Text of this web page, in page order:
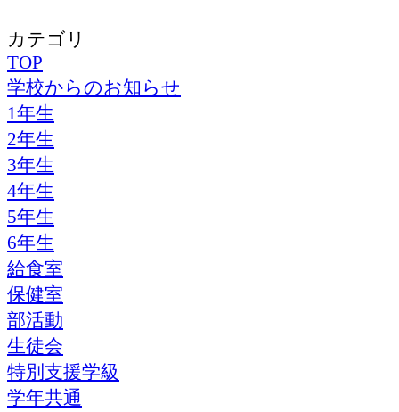
カテゴリ
TOP
学校からのお知らせ
1年生
2年生
3年生
4年生
5年生
6年生
給食室
保健室
部活動
生徒会
特別支援学級
学年共通